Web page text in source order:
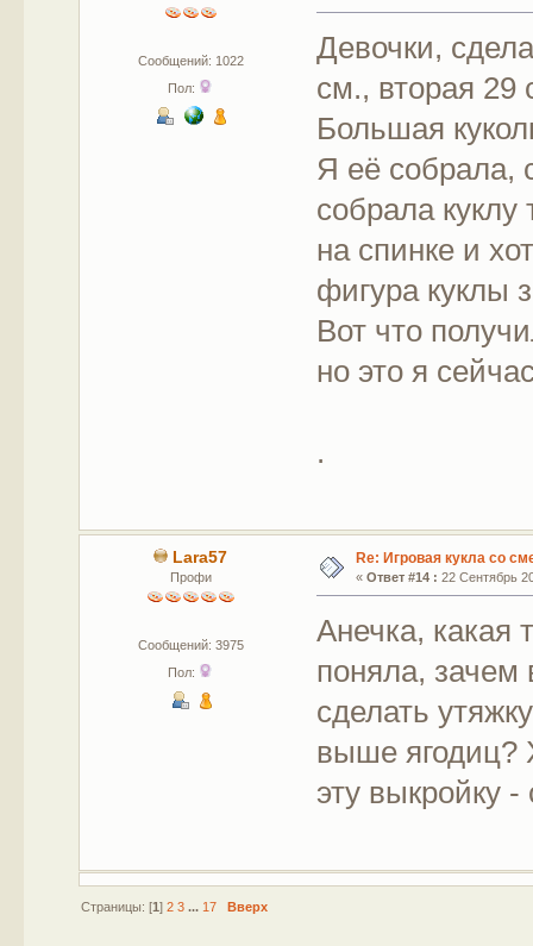
Сообщений: 1022
Пол:
Девочки,
см., вторая
Большая
Я её собрала,
собрала
на спинке и
фигура куклы
Вот что
но это я
.
Lara57
Профи
Сообщений: 3975
Пол:
Re: Игровая кукла со
« Ответ #14 : 22 Сентябрь
Анечка, какая
поняла,
сделать
выше ягодиц?
эту выкройку
Страницы: [1] 2 3 ... 17 Вверх